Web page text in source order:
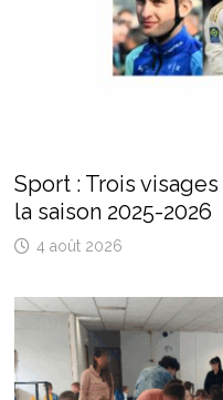
Sport : Trois
la saison 2025-2026
4 août 2026